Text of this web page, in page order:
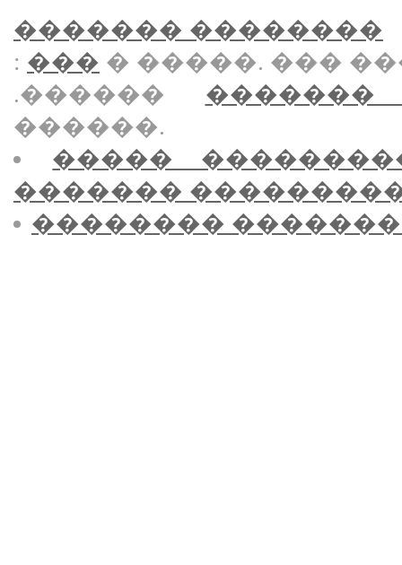
������� ��������
: ��� � �����. ���
.������
������.
�����
�������
��������